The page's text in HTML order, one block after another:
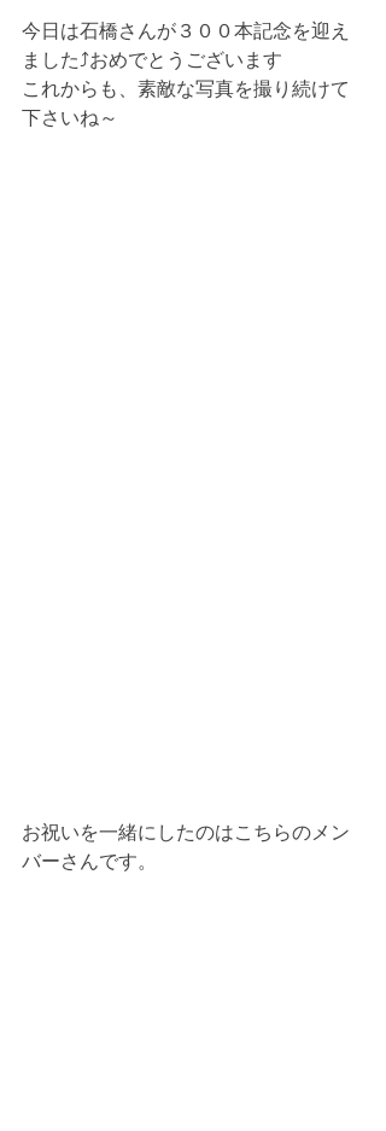
今日は石橋さんが３００本記念を迎え
ました⤴おめでとうございます
これからも、素敵な写真を撮り続けて
下さいね～
お祝いを一緒にしたのはこちらのメン
バーさんです。